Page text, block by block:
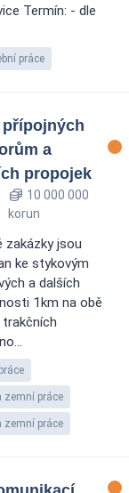
Termín: - dle
práce
přípojných
a
propojek
10 000 000
korun
zakázky jsou
ke stykovým
a dalších
1km na obě
zemní práce
zemní práce